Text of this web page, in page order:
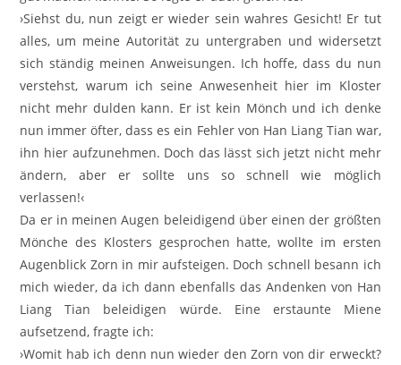
›Siehst du, nun zeigt er wieder sein wahres Gesicht! Er tut
alles, um meine Autorität zu untergraben und widersetzt
sich ständig meinen Anweisungen. Ich hoffe, dass du nun
verstehst, warum ich seine Anwesenheit hier im Kloster
nicht mehr dulden kann. Er ist kein Mönch und ich denke
nun immer öfter, dass es ein Fehler von Han Liang Tian war,
ihn hier aufzunehmen. Doch das lässt sich jetzt nicht mehr
ändern, aber er sollte uns so schnell wie möglich
verlassen!‹
Da er in meinen Augen beleidigend über einen der größten
Mönche des Klosters gesprochen hatte, wollte im ersten
Augenblick Zorn in mir aufsteigen. Doch schnell besann ich
mich wieder, da ich dann ebenfalls das Andenken von Han
Liang Tian beleidigen würde. Eine erstaunte Miene
aufsetzend, fragte ich:
›Womit hab ich denn nun wieder den Zorn von dir erweckt?